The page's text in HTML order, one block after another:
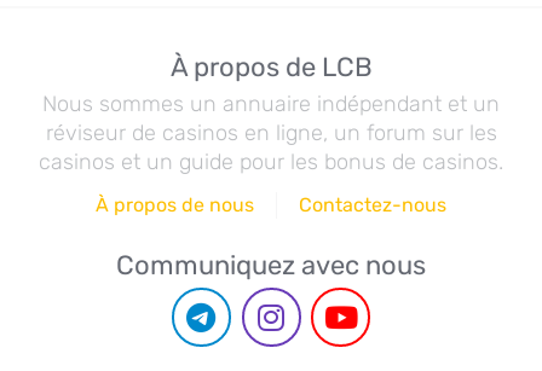
À propos de LCB
Nous sommes un annuaire indépendant et un
réviseur de casinos en ligne, un forum sur les
casinos et un guide pour les bonus de casinos.
À propos de nous Contactez-nous
Communiquez avec nous